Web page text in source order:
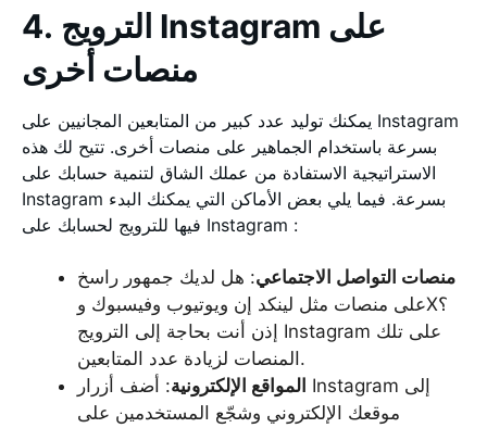
4. الترويج Instagram على
منصات أخرى
يمكنك توليد عدد كبير من المتابعين المجانيين على Instagram
بسرعة باستخدام الجماهير على منصات أخرى. تتيح لك هذه
الاستراتيجية الاستفادة من عملك الشاق لتنمية حسابك على
Instagram بسرعة. فيما يلي بعض الأماكن التي يمكنك البدء
فيها للترويج لحسابك على Instagram :
منصات التواصل الاجتماعي: هل لديك جمهور راسخ
على منصات مثل لينكد إن ويوتيوب وفيسبوك وX؟
إذن أنت بحاجة إلى الترويج Instagram على تلك
المنصات لزيادة عدد المتابعين.
المواقع الإلكترونية: أضف أزرار Instagram إلى
موقعك الإلكتروني وشجّع المستخدمين على